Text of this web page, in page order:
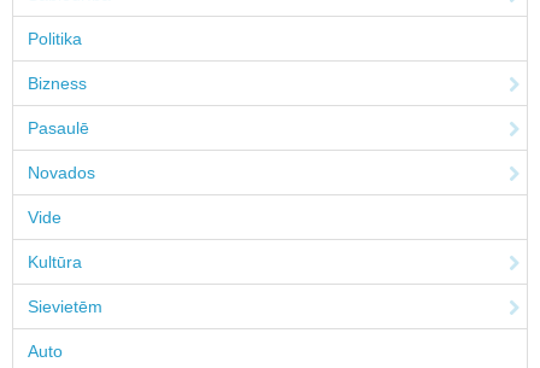
Politika
Bizness
Pasaulē
Novados
Vide
Kultūra
Sievietēm
Auto